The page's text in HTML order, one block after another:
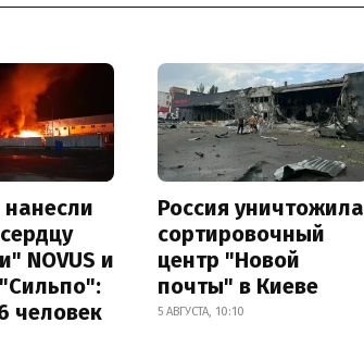
нанесли
NOVUS и
человек
Россия уничтожила
сортировочный
центр "Новой
почты" в Киеве
5 АВГУСТА, 10:10